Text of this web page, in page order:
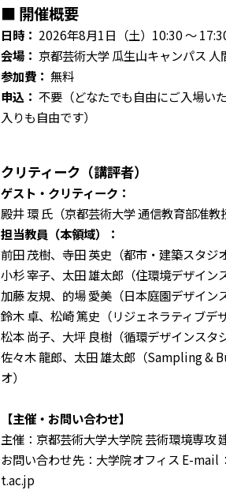
■ 開催概要
日時： 2026年8月1日（土）10:30 〜
会場： 京都芸術大学 瓜生山キャンパス 人
参加費： 無料
申込： 不要（どなたでも自由にご入場い
入りも自由です）
クリティーク（講評者）
ゲスト・クリティーク：
殿井 環 氏（京都芸術大学 通信教育部准教
担当教員（本領域）：
前田 茂樹、寺田 英史（都市・建築スタジオ
小杉 宰子、太田 雄太郎（住環境デザイン
加藤 友規、的場 愛美（日本庭園デザイン
鈴木 卓、松崎 篤史（リジェネラティブデ
松本 尚子、大坪 良樹（循環デザインスタ
佐々木 龍郎、太田 雄太郎（Sampling &
オ）
【主催・お問い合わせ】
主催：京都芸術大学大学院 芸術環境専攻
お問い合わせ先：大学院オフィス E-
t.ac.jp